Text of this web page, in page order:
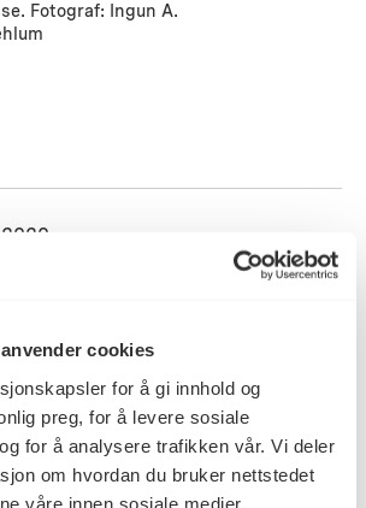
cookies
for å gi innhold og
preg, for å levere sosiale
for å analysere trafikken vår. Vi deler
om hvordan du bruker nettstedet
våre innen sosiale medier,
Fotograf: Ingun A.
2020
Digital foto, Fotografi, Ink-jet/blekk
print